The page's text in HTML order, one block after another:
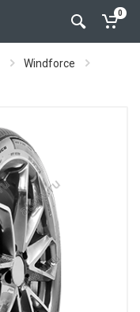
0
Windforce